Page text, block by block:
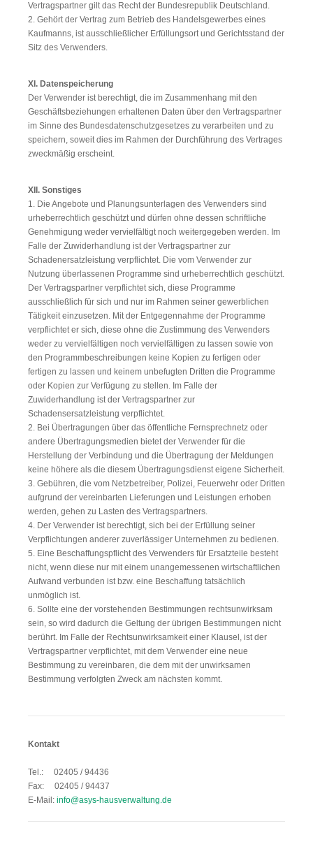
Vertragspartner gilt das Recht der Bundesrepublik Deutschland.
2. Gehört der Vertrag zum Betrieb des Handelsgewerbes eines
Kaufmanns, ist ausschließlicher Erfüllungsort und Gerichtsstand der
Sitz des Verwenders.
XI. Datenspeicherung
Der Verwender ist berechtigt, die im Zusammenhang mit den
Geschäftsbeziehungen erhaltenen Daten über den Vertragspartner
im Sinne des Bundesdatenschutzgesetzes zu verarbeiten und zu
speichern, soweit dies im Rahmen der Durchführung des Vertrages
zweckmäßig erscheint.
XII. Sonstiges
1. Die Angebote und Planungsunterlagen des Verwenders sind
urheberrechtlich geschützt und dürfen ohne dessen schriftliche
Genehmigung weder vervielfältigt noch weitergegeben werden. Im
Falle der Zuwiderhandlung ist der Vertragspartner zur
Schadenersatzleistung verpflichtet. Die vom Verwender zur
Nutzung überlassenen Programme sind urheberrechtlich geschützt.
Der Vertragspartner verpflichtet sich, diese Programme
ausschließlich für sich und nur im Rahmen seiner gewerblichen
Tätigkeit einzusetzen. Mit der Entgegennahme der Programme
verpflichtet er sich, diese ohne die Zustimmung des Verwenders
weder zu vervielfältigen noch vervielfältigen zu lassen sowie von
den Programmbeschreibungen keine Kopien zu fertigen oder
fertigen zu lassen und keinem unbefugten Dritten die Programme
oder Kopien zur Verfügung zu stellen. Im Falle der
Zuwiderhandlung ist der Vertragspartner zur
Schadensersatzleistung verpflichtet.
2. Bei Übertragungen über das öffentliche Fernsprechnetz oder
andere Übertragungsmedien bietet der Verwender für die
Herstellung der Verbindung und die Übertragung der Meldungen
keine höhere als die diesem Übertragungsdienst eigene Sicherheit.
3. Gebühren, die vom Netzbetreiber, Polizei, Feuerwehr oder Dritten
aufgrund der vereinbarten Lieferungen und Leistungen erhoben
werden, gehen zu Lasten des Vertragspartners.
4. Der Verwender ist berechtigt, sich bei der Erfüllung seiner
Verpflichtungen anderer zuverlässiger Unternehmen zu bedienen.
5. Eine Beschaffungspflicht des Verwenders für Ersatzteile besteht
nicht, wenn diese nur mit einem unangemessenen wirtschaftlichen
Aufwand verbunden ist bzw. eine Beschaffung tatsächlich
unmöglich ist.
6. Sollte eine der vorstehenden Bestimmungen rechtsunwirksam
sein, so wird dadurch die Geltung der übrigen Bestimmungen nicht
berührt. Im Falle der Rechtsunwirksamkeit einer Klausel, ist der
Vertragspartner verpflichtet, mit dem Verwender eine neue
Bestimmung zu vereinbaren, die dem mit der unwirksamen
Bestimmung verfolgten Zweck am nächsten kommt.
Kontakt
Tel.: 02405 / 94436
Fax: 02405 / 94437
E-Mail: info@asys-hausverwaltung.de